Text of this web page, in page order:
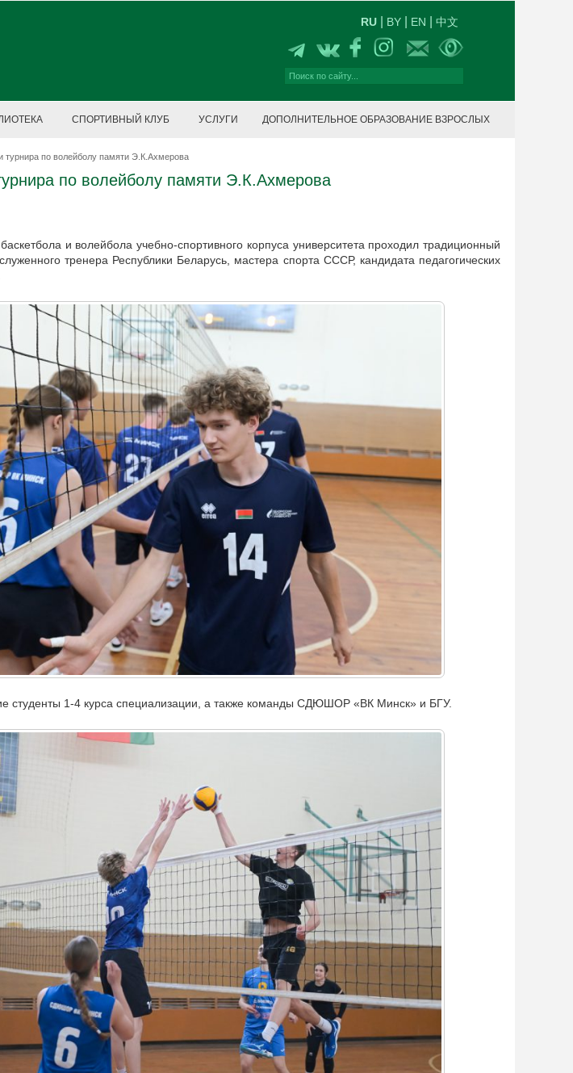
RU BY EN 中文
СПОРТИВНЫЙ КЛУБ УСЛУГИ ДОПОЛНИТЕЛЬНОЕ ОБРАЗОВАНИЕ ВЗРОСЛЫХ
турнира по волейболу памяти Э.К.Ахмерова
по волейболу памяти Э.К.Ахмерова
и волейбола учебно-спортивного корпуса университета проходил традиционный
тренера Республики Беларусь, мастера спорта СССР, кандидата педагогических
студенты 1-4 курса специализации, а также команды СДЮШОР «ВК Минск» и БГУ.